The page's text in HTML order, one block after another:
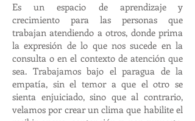
Es un espacio de aprendizaje y
crecimiento para las personas que
trabajan atendiendo a otros, donde prima
la expresión de lo que nos sucede en la
consulta o en el contexto de atención que
sea. Trabajamos bajo el paragua de la
empatía, sin el temor a que el otro se
sienta enjuiciado, sino que al contrario,
velamos por crear un clima que habilite el